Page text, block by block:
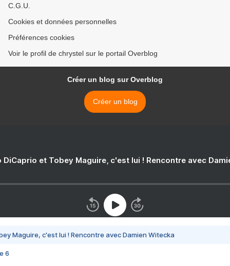
C.G.U.
Cookies et données personnelles
Préférences cookies
Voir le profil de chrystel sur le portail Overblog
Créer un blog sur Overblog
Créer un blog
DiCaprio et Tobey Maguire, c'est lui ! Rencontre avec
Maguire, c'est lui ! Rencontre avec Damien Witecka
6